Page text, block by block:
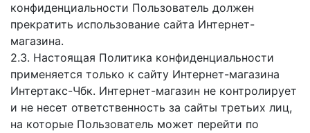
конфиденциальности Пользователь должен
прекратить использование сайта Интернет-
магазина.
2.3. Настоящая Политика конфиденциальности
применяется только к сайту Интернет-магазина
Интертакс-Чбк. Интернет-магазин не контролирует
и не несет ответственность за сайты третьих лиц,
на которые Пользователь может перейти по